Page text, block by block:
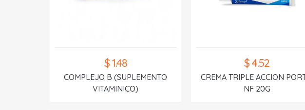
$ 1.48
COMPLEJO B (SUPLEMENTO
VITAMINICO)
$ 4.52
CREMA TRIPLE ACCION
NF 20G